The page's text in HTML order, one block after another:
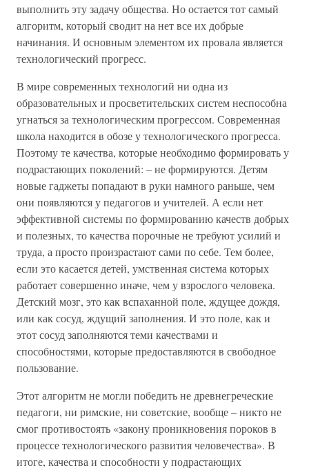
выполнить эту задачу общества. Но остается тот самый
алгоритм, который сводит на нет все их добрые
начинания. И основным элементом их провала является
технологический прогресс.
В мире современных технологий ни одна из
образовательных и просветительских систем неспособна
угнаться за технологическим прогрессом. Современная
школа находится в обозе у технологического прогресса.
Поэтому те качества, которые необходимо формировать у
подрастающих поколений: – не формируются. Детям
новые гаджеты попадают в руки намного раньше, чем
они появляются у педагогов и учителей. А если нет
эффективной системы по формированию качеств добрых
и полезных, то качества порочные не требуют усилий и
труда, а просто произрастают сами по себе. Тем более,
если это касается детей, умственная система которых
работает совершенно иначе, чем у взрослого человека.
Детский мозг, это как вспаханной поле, ждущее дождя,
или как сосуд, ждущий заполнения. И это поле, как и
этот сосуд заполняются теми качествами и
способностями, которые предоставляются в свободное
пользование.
Этот алгоритм не могли победить не древнегреческие
педагоги, ни римские, ни советские, вообще – никто не
смог противостоять «закону проникновения пороков в
процессе технологического развития человечества». В
итоге, качества и способности у подрастающих